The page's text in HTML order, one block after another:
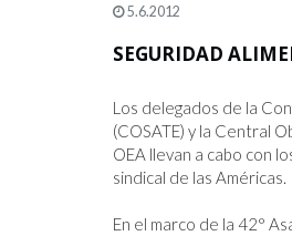
5.6.2012
SEGURIDAD
Los delegados de la
(COSATE) y la Central
OEA llevan a cabo con
sindical de las Américas.
En el marco de la 42°
REUNION
5.5.2026